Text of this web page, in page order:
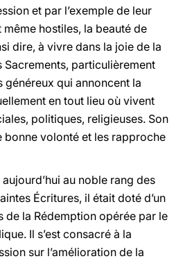
et par l’exemple de leur
hostiles, la beauté de
dire, à vivre dans la joie de la
Sacrements, particulièrement
généreux qui annoncent la
en tout lieu où vivent
politiques, religieuses. Son
bonne volonté et les rapproche
au noble rang des
Écritures, il était doté d’un
de la Rédemption opérée par le
Il s’est consacré à la
sur l’amélioration de la